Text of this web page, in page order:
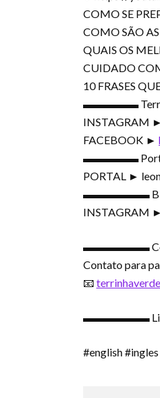
COMO SE
COMO SÃO
QUAIS OS
CUIDADO
10 FRASES
▬▬▬▬▬
INSTAGRAM ►
FACEBOOK ►
▬▬▬▬▬
PORTAL ►
▬▬▬▬▬▬
INSTAGRAM ►
▬▬▬▬▬▬
Contato para
📧
▬▬▬▬▬▬
#english